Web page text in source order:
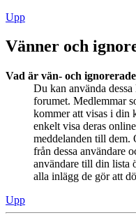
Upp
Vänner och
Vad är vän- och
Du kan använda
forumet. Medlemmar
kommer att visas i din
enkelt visa deras
meddelanden till dem.
från dessa användare
användare till din lista
alla inlägg de gör att
Upp